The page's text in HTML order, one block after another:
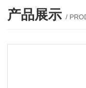
产品展示 /